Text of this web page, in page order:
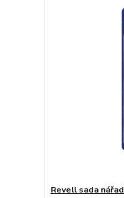
Revell sada